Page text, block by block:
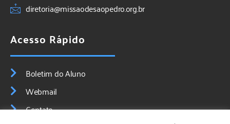
diretoria@missaodesaopedro.org.br
Acesso Rápido
Boletim do Aluno
Webmail
Contato